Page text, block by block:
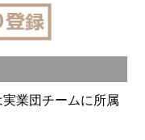
業団チームに所属